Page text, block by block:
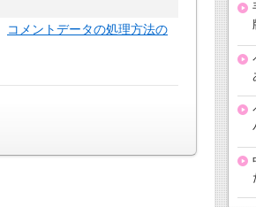
コメントデータの処理方法の